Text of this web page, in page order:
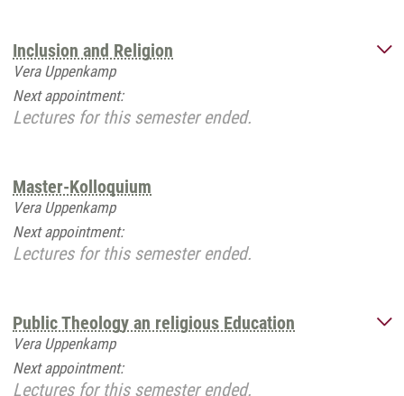
Inclusion and Religion
Vera Uppenkamp
Next appointment:
Lectures for this semester ended.
Master-Kolloquium
Vera Uppenkamp
Next appointment:
Lectures for this semester ended.
Public Theology an religious Education
Vera Uppenkamp
Next appointment:
Lectures for this semester ended.